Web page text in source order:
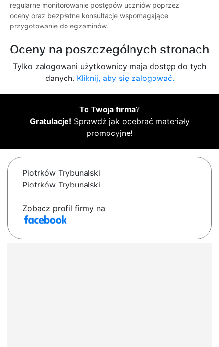
regularne monitorowanie postępów uczniów poprzez
oceny oraz bezpłatne konsultacje wspomagające
przygotowanie do egzaminów.
Oceny na poszczególnych stronach
Tylko zalogowani użytkownicy maja dostęp do tych
danych. Kliknij, aby się zalogować.
To Twoja firma?
Gratulacje! Sprawdź jak odebrać materiały
promocyjne!
Piotrków Trybunalski
Piotrków Trybunalski
Zobacz profil firmy na